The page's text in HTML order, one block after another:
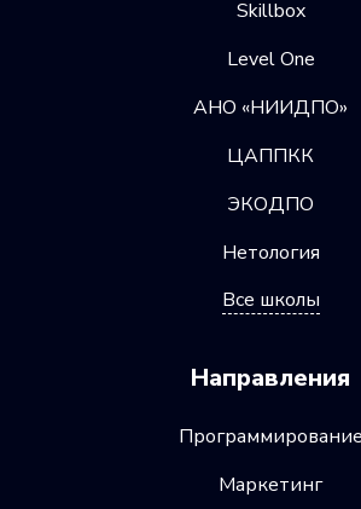
Skillbox
Level One
АНО «НИИДПО»
ЦАППКК
ЭКОДПО
Нетология
Все школы
Направления
Программирование
Маркетинг